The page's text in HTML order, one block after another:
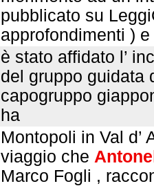
pubblicato su
approfondimenti )
è stato affidato l’
del gruppo guidata
capogruppo
ha
Montopoli in Val d’
viaggio che
Marco Fogli ,